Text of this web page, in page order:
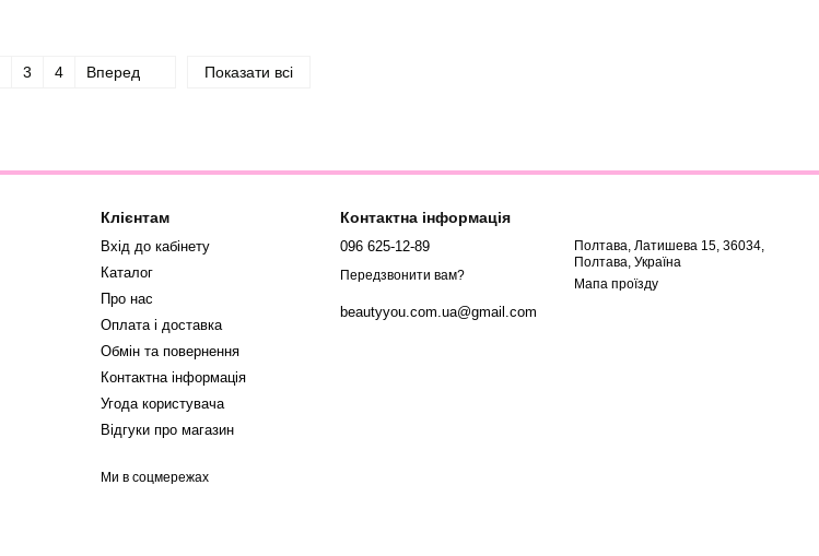
3 4 Вперед Показати всі
Клієнтам
Вхід до кабінету
Каталог
Про нас
Оплата і доставка
Обмін та повернення
Контактна інформація
Угода користувача
Відгуки про магазин
Ми в соцмережах
Контактна інформація
096 625-12-89
Передзвонити вам?
beautyyou.com.ua@gmail.com
Полтава, Латишева 15, 36034,
Полтава, Україна
Мапа проїзду